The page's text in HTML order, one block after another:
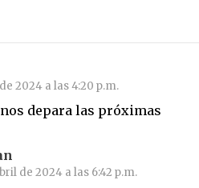
2024 a las 4:20 p.m.
depara las próximas
de 2024 a las 6:42 p.m.